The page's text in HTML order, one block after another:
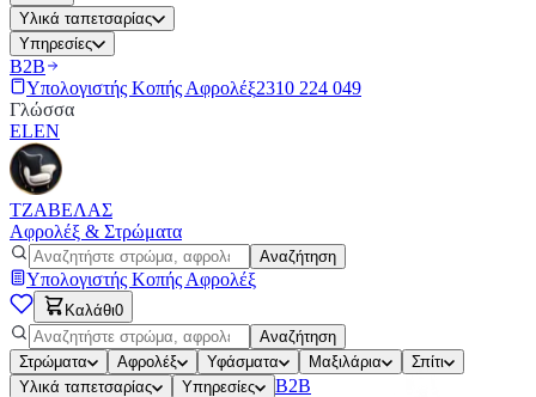
Υλικά ταπετσαρίας
Υπηρεσίες
Β2Β
Υπολογιστής Κοπής Αφρολέξ2310 224 049
Γλώσσα
ELEN
ΤΖΑΒΕΛΑΣ
Αφρολέξ & Στρώματα
Αναζήτηση
Υπολογιστής Κοπής Αφρολέξ
Καλάθι0
Αναζήτηση
Στρώματα
Αφρολέξ Υφάσματα Μαξιλάρια
Σπίτι
Υλικά ταπετσαρίας
Υπηρεσίες
Β2Β